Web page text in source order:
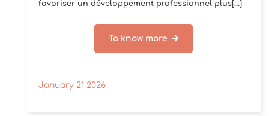
favoriser un développement professionnel plus[...]
To know more
January 21 2026